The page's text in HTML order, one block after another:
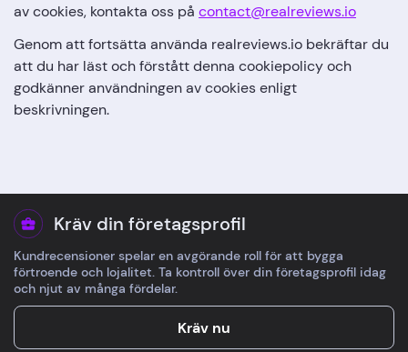
av cookies, kontakta oss på contact@realreviews.io
Genom att fortsätta använda realreviews.io bekräftar du
att du har läst och förstått denna cookiepolicy och
godkänner användningen av cookies enligt
beskrivningen.
Kräv din företagsprofil
Kundrecensioner spelar en avgörande roll för att bygga
förtroende och lojalitet. Ta kontroll över din företagsprofil idag
och njut av många fördelar.
Kräv nu